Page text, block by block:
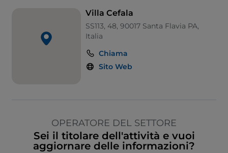
Villa Cefala
SS113, 48, 90017 Santa Flavia PA,
Italia
Chiama
Sito Web
OPERATORE DEL SETTORE
Sei il titolare dell'attività e vuoi
aggiornare delle informazioni?